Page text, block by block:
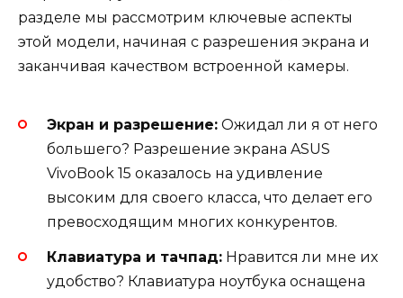
разделе мы рассмотрим ключевые аспекты
этой модели, начиная с разрешения экрана и
заканчивая качеством встроенной камеры.
Экран и разрешение: Ожидал ли я от него
большего? Разрешение экрана ASUS
VivoBook 15 оказалось на удивление
высоким для своего класса, что делает его
превосходящим многих конкурентов.
Клавиатура и тачпад: Нравится ли мне их
удобство? Клавиатура ноутбука оснащена